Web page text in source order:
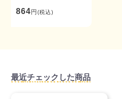
864 円 (税込)
最近チェックした商品